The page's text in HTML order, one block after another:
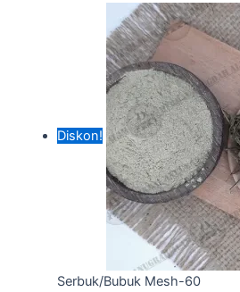
Diskon!
Serbuk/Bubuk Mesh-60